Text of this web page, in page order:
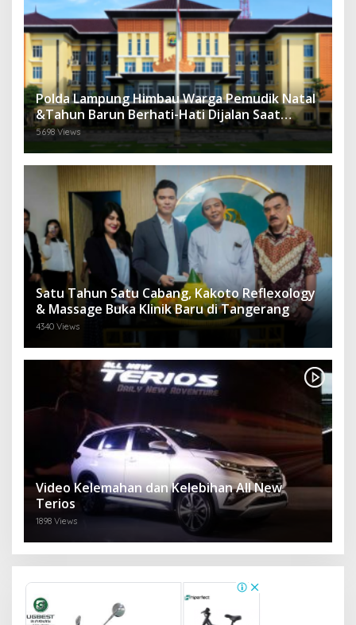
Polda Lampung Himbau Warga Pemudik Natal
&Tahun Barun Berhati-Hati Dijalan Saat
Melintas di -Titik Rawan Kecelakaan
5698 Views
Satu Tahun Satu Cabang, Kakoto Reflexology
& Massage Buka Klinik Baru di Tangerang
4340 Views
Video Kelemahan dan Kelebihan All New
Terios
1898 Views